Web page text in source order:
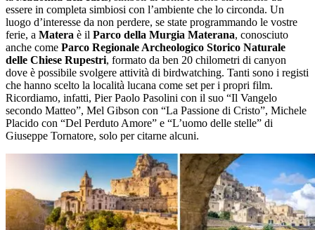
essere in completa simbiosi con l’ambiente che lo circonda. Un
luogo d’interesse da non perdere, se state programmando le vostre
ferie, a Matera è il Parco della Murgia Materana, conosciuto
anche come Parco Regionale Archeologico Storico Naturale
delle Chiese Rupestri, formato da ben 20 chilometri di canyon
dove è possibile svolgere attività di birdwatching. Tanti sono i registi
che hanno scelto la località lucana come set per i propri film.
Ricordiamo, infatti, Pier Paolo Pasolini con il suo “Il Vangelo
secondo Matteo”, Mel Gibson con “La Passione di Cristo”, Michele
Placido con “Del Perduto Amore” e “L’uomo delle stelle” di
Giuseppe Tornatore, solo per citarne alcuni.